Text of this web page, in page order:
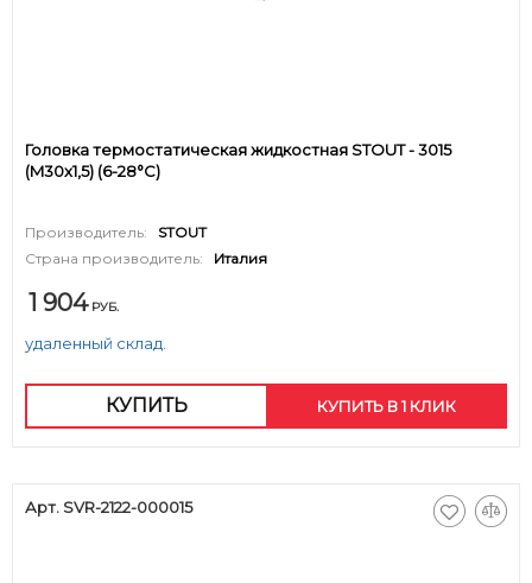
Головка термостатическая жидкостная STOUT - 3015
(M30x1,5) (6-28°C)
Производитель:
STOUT
Страна производитель:
Италия
1 904 РУБ.
удаленный склад.
КУПИТЬ КУПИТЬ В 1 КЛИК
Арт. SVR-2122-000015